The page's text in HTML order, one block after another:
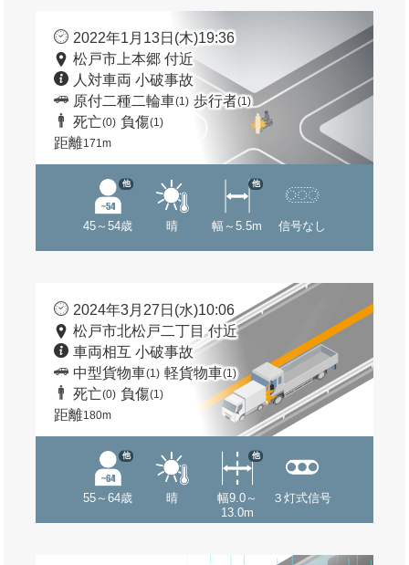
2022年1月13日(木)19:36
松戸市上本郷 付近
人対車両 小破事故
原付二種二輪車(1) 歩行者(1)
死亡(0) 負傷(1)
距離171m
45～54歳
他
晴 幅～5.5m
他
信号なし
2024年3月27日(水)10:06
松戸市北松戸二丁目 付近
車両相互 小破事故
中型貨物車(1) 軽貨物車(1)
死亡(0) 負傷(1)
距離180m
55～64歳
他
晴
幅9.0～
13.0m
他
３灯式信号